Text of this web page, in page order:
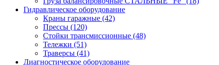
Гидравлическое оборудование
Краны гаражные (42)
Прессы (120)
Стойки трансмиссионные (48)
Тележки (51)
Траверсы (41)
Диагностическое оборудование